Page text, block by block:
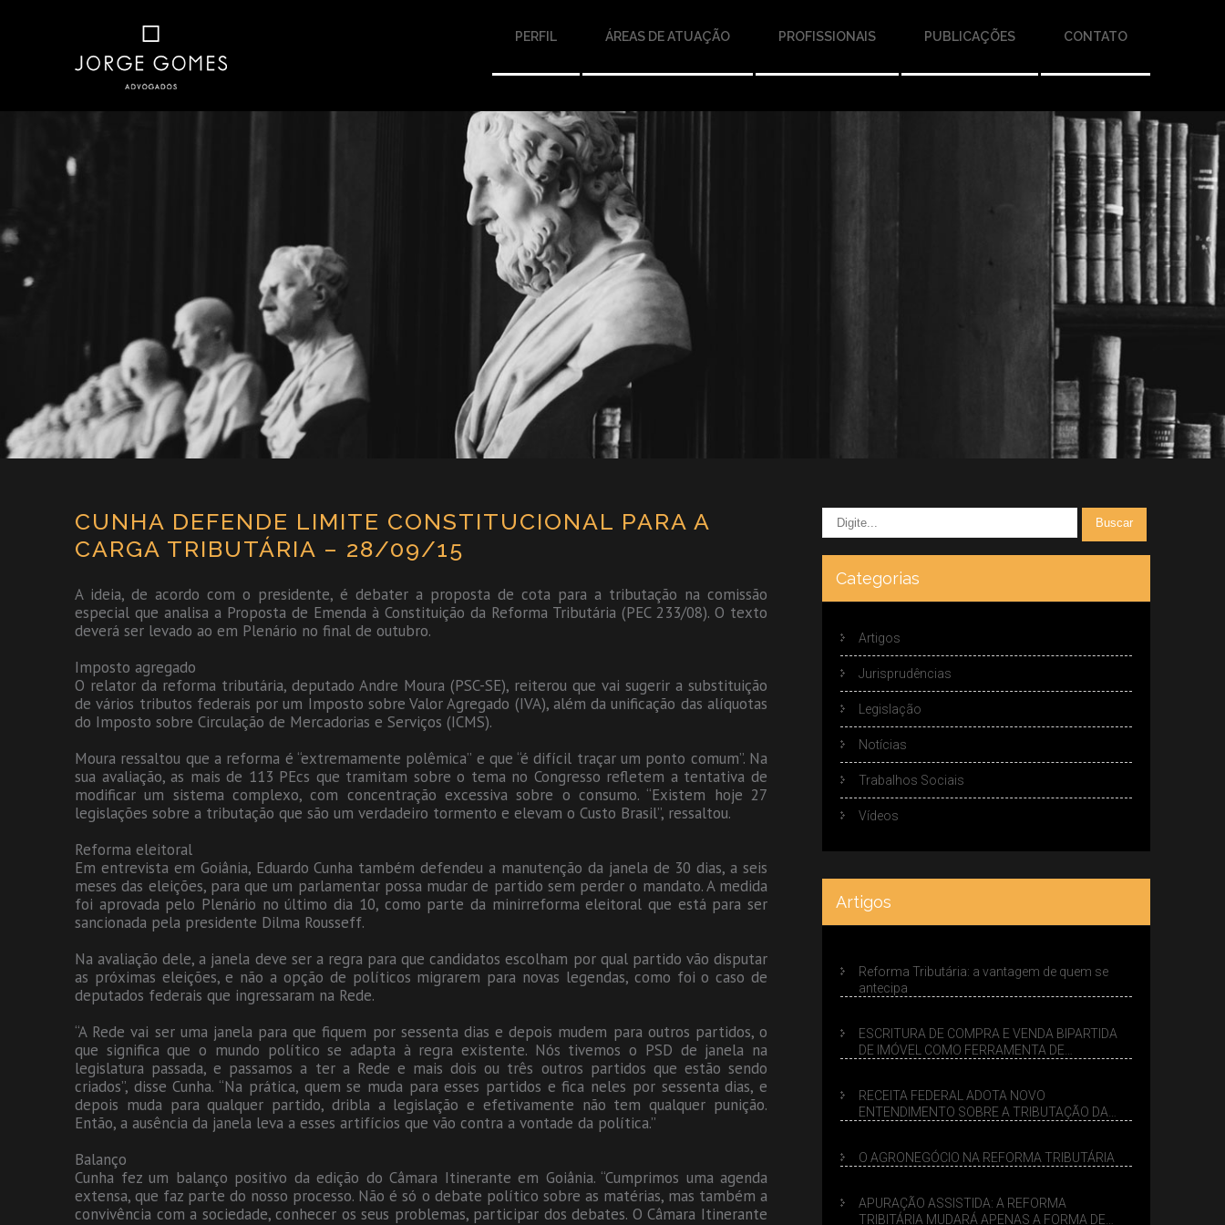
PERFIL ÁREAS DE ATUAÇÃO PROFISSIONAIS PUBLICAÇÕES CONTATO
CUNHA DEFENDE LIMITE CONSTITUCIONAL PARA A
CARGA TRIBUTÁRIA – 28/09/15
A ideia, de acordo com o presidente, é debater a proposta de cota para a tributação na comissão
especial que analisa a Proposta de Emenda à Constituição da Reforma Tributária (PEC 233/08). O texto
deverá ser levado ao em Plenário no final de outubro.
Imposto agregado
O relator da reforma tributária, deputado Andre Moura (PSC-SE), reiterou que vai sugerir a substituição
de vários tributos federais por um Imposto sobre Valor Agregado (IVA), além da unificação das alíquotas
do Imposto sobre Circulação de Mercadorias e Serviços (ICMS).
Moura ressaltou que a reforma é “extremamente polêmica” e que “é difícil traçar um ponto comum”. Na
sua avaliação, as mais de 113 PEcs que tramitam sobre o tema no Congresso refletem a tentativa de
modificar um sistema complexo, com concentração excessiva sobre o consumo. “Existem hoje 27
legislações sobre a tributação que são um verdadeiro tormento e elevam o Custo Brasil”, ressaltou.
Reforma eleitoral
Em entrevista em Goiânia, Eduardo Cunha também defendeu a manutenção da janela de 30 dias, a seis
meses das eleições, para que um parlamentar possa mudar de partido sem perder o mandato. A medida
foi aprovada pelo Plenário no último dia 10, como parte da minirreforma eleitoral que está para ser
sancionada pela presidente Dilma Rousseff.
Na avaliação dele, a janela deve ser a regra para que candidatos escolham por qual partido vão disputar
as próximas eleições, e não a opção de políticos migrarem para novas legendas, como foi o caso de
deputados federais que ingressaram na Rede.
“A Rede vai ser uma janela para que fiquem por sessenta dias e depois mudem para outros partidos, o
que significa que o mundo político se adapta à regra existente. Nós tivemos o PSD de janela na
legislatura passada, e passamos a ter a Rede e mais dois ou três outros partidos que estão sendo
criados”, disse Cunha. “Na prática, quem se muda para esses partidos e fica neles por sessenta dias, e
depois muda para qualquer partido, dribla a legislação e efetivamente não tem qualquer punição.
Então, a ausência da janela leva a esses artifícios que vão contra a vontade da política.”
Balanço
Cunha fez um balanço positivo da edição do Câmara Itinerante em Goiânia. “Cumprimos uma agenda
extensa, que faz parte do nosso processo. Não é só o debate político sobre as matérias, mas também a
convivência com a sociedade, conhecer os seus problemas, participar dos debates. O Câmara Itinerante
Categorias
Artigos
Jurisprudências
Legislação
Notícias
Trabalhos Sociais
Vídeos
Artigos
Reforma Tributária: a vantagem de quem se
antecipa
ESCRITURA DE COMPRA E VENDA BIPARTIDA
DE IMÓVEL COMO FERRAMENTA DE
RECEITA FEDERAL ADOTA NOVO
ENTENDIMENTO SOBRE A TRIBUTAÇÃO DA
O AGRONEGÓCIO NA REFORMA TRIBUTÁRIA
APURAÇÃO ASSISTIDA: A REFORMA
TRIBITÁRIA MUDARÁ APENAS A FORMA DE